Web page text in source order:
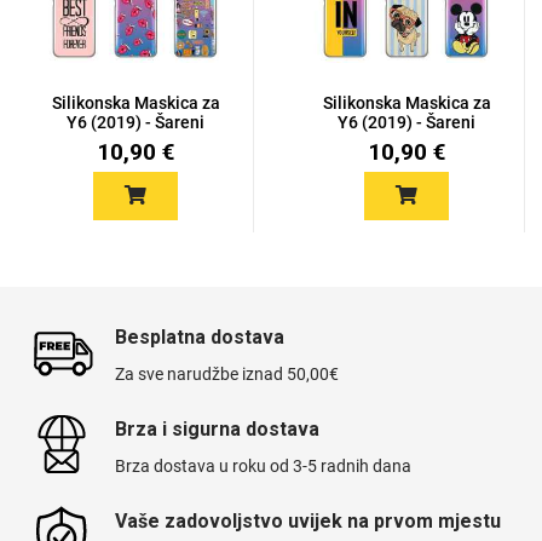
Silikonska Maskica za
Y6 (2019) - Šareni
motiv...
10,90 €
Silikonska Maskica za
Y6 (2019) - Šareni
motiv...
10,90 €
Besplatna dostava
Za sve narudžbe iznad 50,00€
Brza i sigurna dostava
Brza dostava u roku od 3-5 radnih dana
Vaše zadovoljstvo uvijek na prvom mjestu